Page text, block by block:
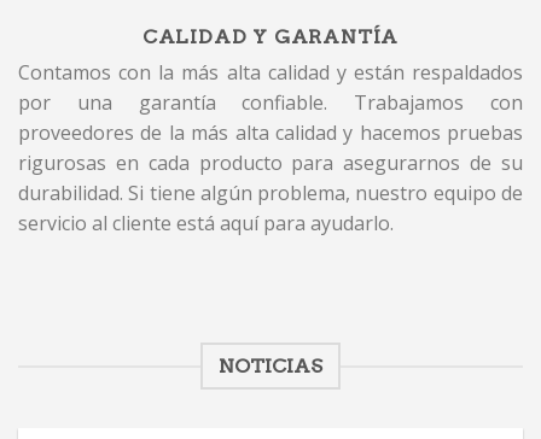
CALIDAD Y GARANTÍA
Contamos con la más alta calidad y están respaldados
por una garantía confiable. Trabajamos con
proveedores de la más alta calidad y hacemos pruebas
rigurosas en cada producto para asegurarnos de su
durabilidad. Si tiene algún problema, nuestro equipo de
servicio al cliente está aquí para ayudarlo.
NOTICIAS